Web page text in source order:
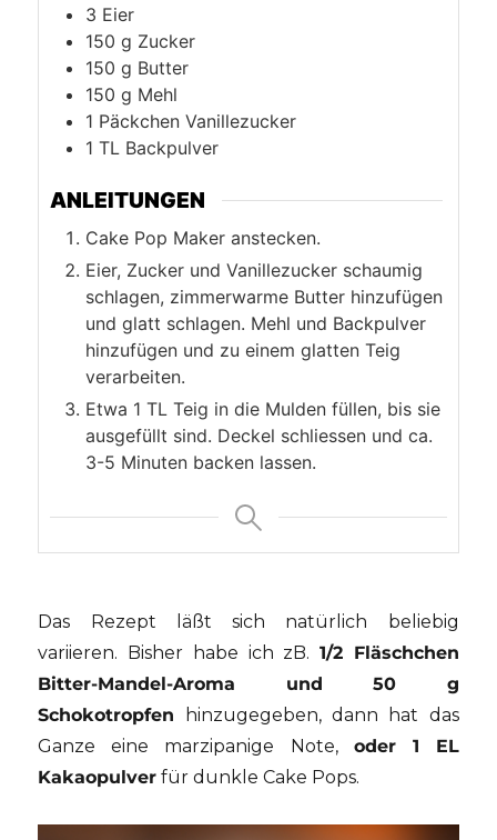
3 Eier
150 g Zucker
150 g Butter
150 g Mehl
1 Päckchen Vanillezucker
1 TL Backpulver
ANLEITUNGEN
Cake Pop Maker anstecken.
Eier, Zucker und Vanillezucker schaumig
schlagen, zimmerwarme Butter hinzufügen
und glatt schlagen. Mehl und Backpulver
hinzufügen und zu einem glatten Teig
verarbeiten.
Etwa 1 TL Teig in die Mulden füllen, bis sie
ausgefüllt sind. Deckel schliessen und ca.
3-5 Minuten backen lassen.
Das Rezept läßt sich natürlich beliebig
variieren. Bisher habe ich zB. 1/2 Fläschchen
Bitter-Mandel-Aroma und 50 g
Schokotropfen hinzugegeben, dann hat das
Ganze eine marzipanige Note, oder 1 EL
Kakaopulver für dunkle Cake Pops.